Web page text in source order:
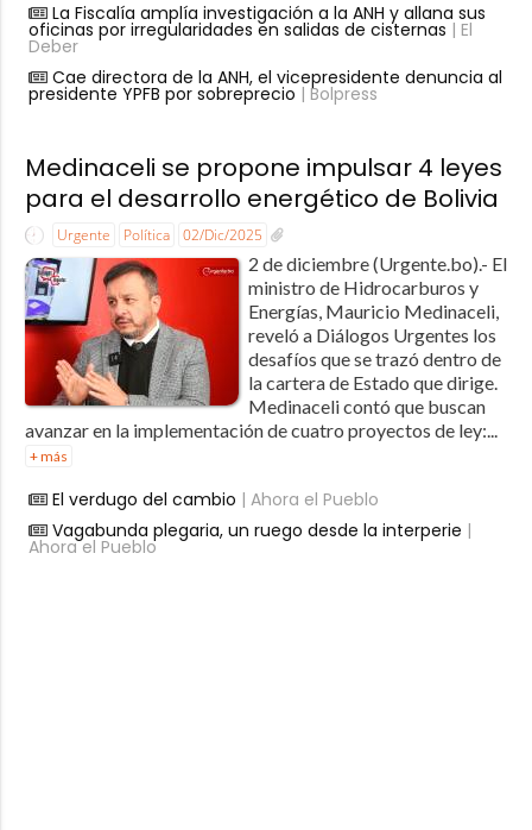
La Fiscalía amplía investigación a la ANH y allana sus
oficinas por irregularidades en salidas de cisternas | El
Deber
Cae directora de la ANH, el vicepresidente denuncia al
presidente YPFB por sobreprecio | Bolpress
Medinaceli se propone impulsar 4 leyes
para el desarrollo energético de Bolivia
Urgente Política 02/Dic/2025
2 de diciembre (Urgente.bo).- El
ministro de Hidrocarburos y
Energías, Mauricio Medinaceli,
reveló a Diálogos Urgentes los
desafíos que se trazó dentro de
la cartera de Estado que dirige.
Medinaceli contó que buscan
avanzar en la implementación de cuatro proyectos de ley:...
+ más
El verdugo del cambio | Ahora el Pueblo
Vagabunda plegaria, un ruego desde la interperie |
Ahora el Pueblo